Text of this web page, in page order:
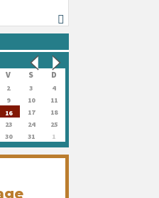
V S D
2 3
4
9 10
11
16 17
18
23 24
25
30 31 1